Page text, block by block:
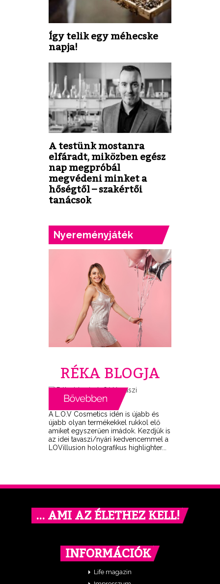
Így telik egy méhecske
napja!
A testünk mostanra
elfáradt, miközben egész
nap megpróbál
megvédeni minket a
hőségtől – szakértői
tanácsok
Nyereményjáték
RÉKA BLOGJA
A L.O.V Cosmetics idén is újabb és
újabb olyan termékekkel rukkol elő
amiket egyszerűen imádok. Kezdjük is
az idei tavaszi/nyári kedvencemmel a
LOVillusion holografikus highlighter...
… AMI AZ ÉLETHEZ KELL!
INFORMÁCIÓK
Life magazin